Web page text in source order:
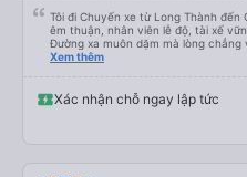
Tôi đi Chuyến xe từ Long Thành đến
êm thuận, nhân viên lễ độ, tài xế vững tay quả thật khiến tôi an
Đường xa muôn dặm mà lòng
nghiêm cẩn, hiếm thấy giữa thời buổi
Xem thêm
Xác nhận chỗ ngay lập tức